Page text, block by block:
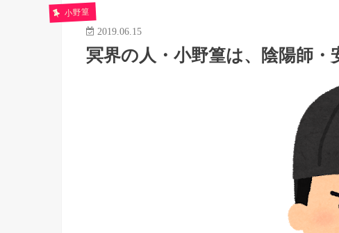
小野篁
2019.06.15
冥界の人・小野篁は、陰陽師